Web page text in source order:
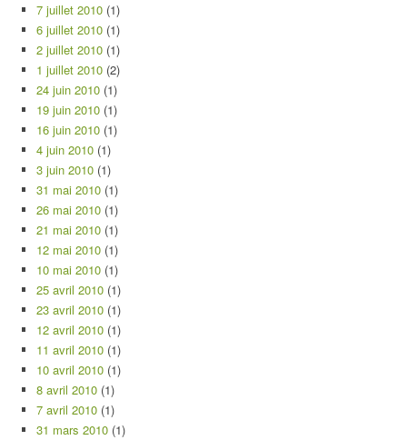
7 juillet 2010 (1)
6 juillet 2010 (1)
2 juillet 2010 (1)
1 juillet 2010 (2)
24 juin 2010 (1)
19 juin 2010 (1)
16 juin 2010 (1)
4 juin 2010 (1)
3 juin 2010 (1)
31 mai 2010 (1)
26 mai 2010 (1)
21 mai 2010 (1)
12 mai 2010 (1)
10 mai 2010 (1)
25 avril 2010 (1)
23 avril 2010 (1)
12 avril 2010 (1)
11 avril 2010 (1)
10 avril 2010 (1)
8 avril 2010 (1)
7 avril 2010 (1)
31 mars 2010 (1)